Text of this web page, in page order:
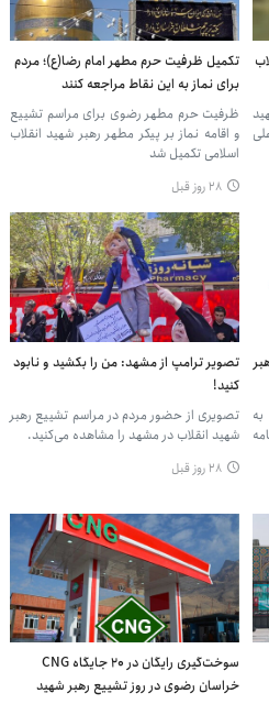
تکمیل ظرفیت حرم مطهر امام رضا(ع)؛ مردم
برای نماز به این نقاط مراجعه کنند
ظرفیت حرم مطهر رضوی برای مراسم تشییع
و اقامه نماز بر پیکر مطهر رهبر شهید انقلاب
اسلامی تکمیل شد
۲۸ روز قبل
تصویر ترامپ از مشهد: من را بکشید و نابود
کنید!
تصویری از حضور مردم در مراسم تشییع رهبر
شهید انقلاب در مشهد را مشاهده می‌کنید.
۲۸ روز قبل
سوخت‌گیری رایگان در ۲۰ جایگاه CNG
خراسان رضوی در روز تشییع رهبر شهید